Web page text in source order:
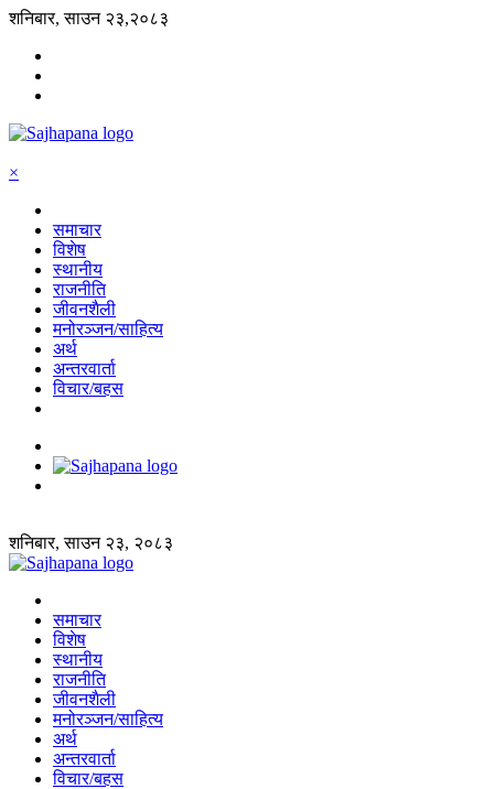
शनिबार, साउन २३,२०८३
×
समाचार
विशेष
स्थानीय
राजनीति
जीवनशैली
मनोरञ्जन/साहित्य
अर्थ
अन्तरवार्ता
विचार/बहस
शनिबार, साउन २३, २०८३
समाचार
विशेष
स्थानीय
राजनीति
जीवनशैली
मनोरञ्जन/साहित्य
अर्थ
अन्तरवार्ता
विचार/बहस